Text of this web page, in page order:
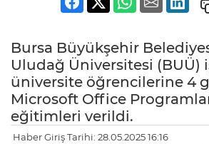
Bursa Büyükşehir
Uludağ Üniversitesi (BUÜ)
üniversite öğrencilerine 4
Microsoft Office
eğitimleri verildi.
Haber Giriş Tarihi: 28.05.2025 16:16